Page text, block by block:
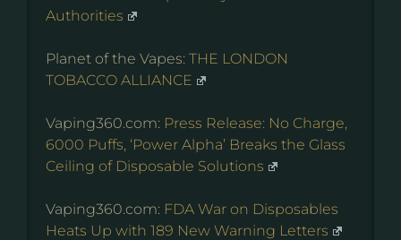
Authorities
Planet of the Vapes: THE LONDON
TOBACCO ALLIANCE
Vaping360.com: Press Release: No Charge,
6000 Puffs, ‘Power Alpha’ Breaks the Glass
Ceiling of Disposable Solutions
Vaping360.com: FDA War on Disposables
Heats Up with 189 New Warning Letters